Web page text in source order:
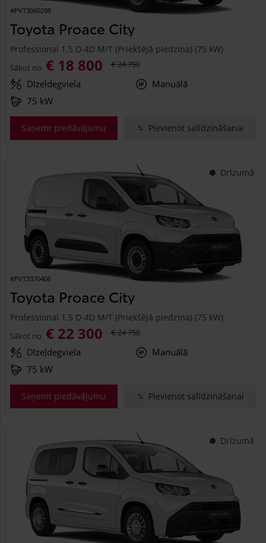
#PVT3060298
Toyota Proace City
Professional 1.5 D-4D M/T (Priekšējā piedziņa) (75 kW)
Sākot no € 18 800 € 24 750
Dīzeļdegviela
Manuālā
75 kW
Saņemt piedāvājumu Pievienot salīdzināšanai
Drīzumā
#PVT3370406
Toyota Proace City
Professional 1.5 D-4D M/T (Priekšējā piedziņa) (75 kW)
Sākot no € 22 300 € 24 750
Dīzeļdegviela
Manuālā
75 kW
Saņemt piedāvājumu Pievienot salīdzināšanai
Drīzumā